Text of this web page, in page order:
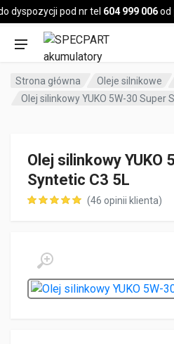
pod nr tel604 999 006od
Pojazd
Strona główna Oleje silnikowe
Olej silinkowy YUKO 5W-30 Super
Olej silinkowy YUKO
Syntetic C3 5L
(46 opinii klienta)